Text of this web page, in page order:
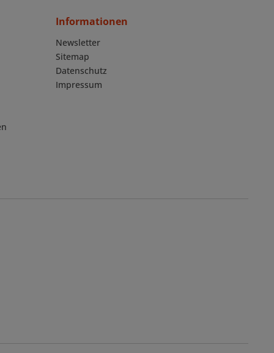
Informationen
Newsletter
Sitemap
Datenschutz
Impressum